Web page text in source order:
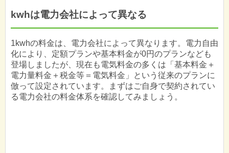
kwhは電力会社によって異なる
1kwhの料金は、電力会社によって異なります。電力自由
化により、定額プランや基本料金が0円のプランなども
登場しましたが、現在も電気料金の多くは「基本料金＋
電力量料金＋税金等＝電気料金」という従来のプランに
倣って設定されています。まずはご自身で契約されてい
る電力会社の料金体系を確認してみましょう。